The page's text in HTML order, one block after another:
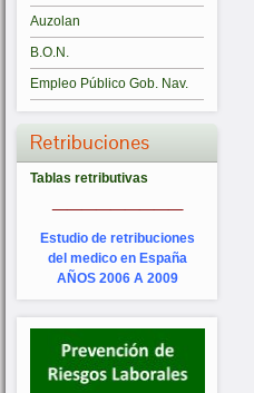
Auzolan
B.O.N.
Empleo Público Gob. Nav.
Retribuciones
Tablas retributivas
Estudio de retribuciones
del medico en España
AÑOS 2006 A 2009